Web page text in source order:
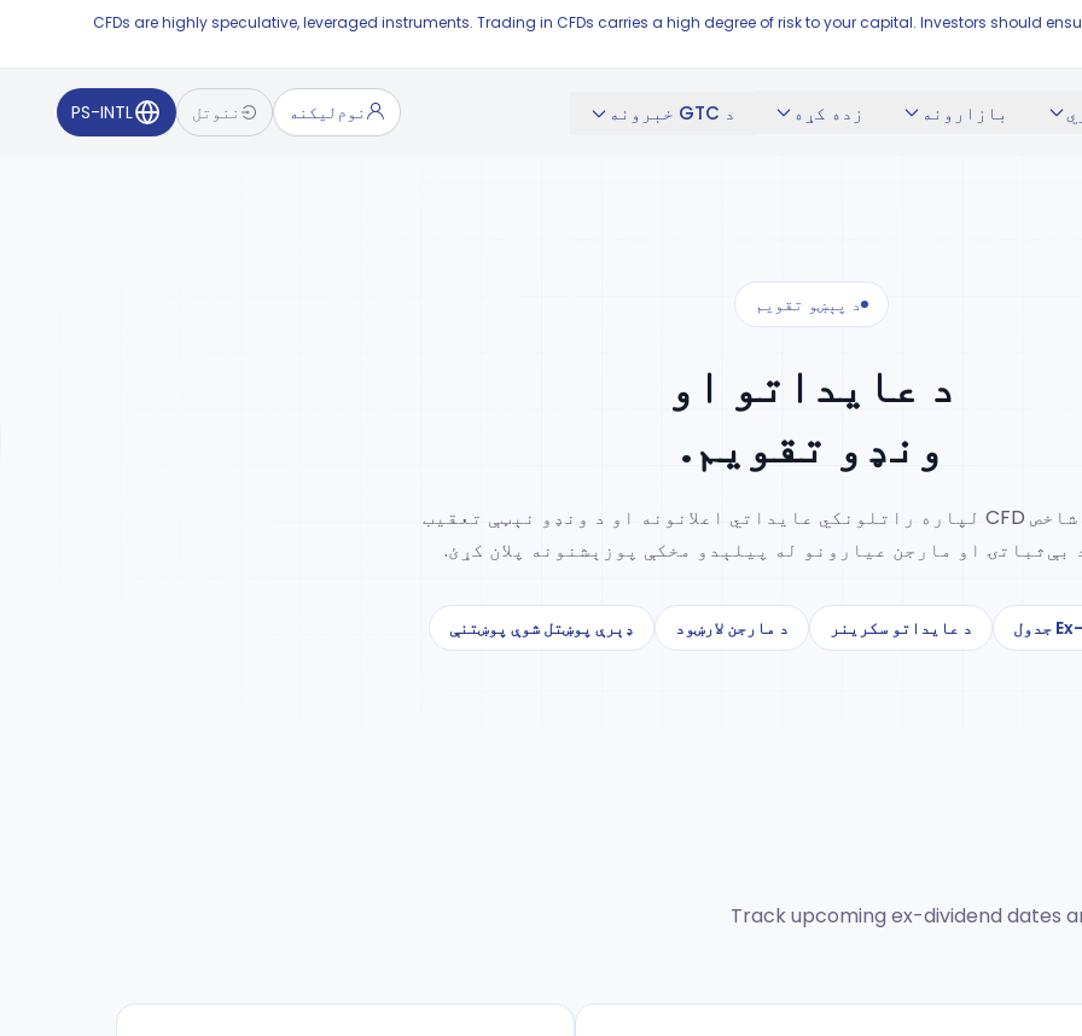
CFDs are highly speculative, leveraged instruments. Trading in CFDs carries a high degree of risk to your capital. Investors should
بازارونه زده کړه د GTC خبرونه نوم‌لیکنه ننوتل PS-INTL
د پېښو تقویم
د عایداتو او
ونډو تقویم.
د سهمونو او شاخص CFD لپاره راتلونکي عایداتي اعلانونه او د ونډو نېټې تعقیب
بې‌ثباتۍ او مارجن عیارونو له پیلېدو مخکې پوزېشنونه پلان کړئ.
د عایداتو سکرینر د مارجن لارښود ډېرې پوښتل شوې پوښتنې
Track upcoming ex-dividend dates